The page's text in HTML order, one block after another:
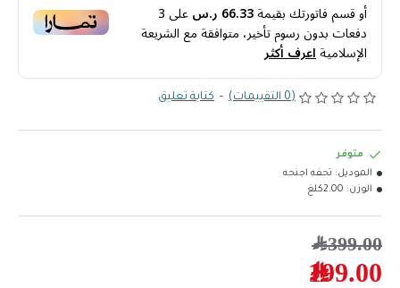
أو قسم فاتورتك بقيمة66.33 ر.س على3
دفعات بدون رسوم تأخير، متوافقة مع الشريعة
الإسلاميةاعرف أكثر
(0 التقييمات) - كتابة تعليق
199.00﷼
399.00﷼
متوفر
الموديل: تحفه اجنحه
الوزن: 2.00كلغ